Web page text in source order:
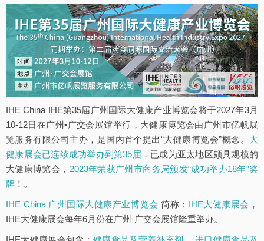
IHE China IHE第35届广州国际大健康产业博览会将于2027年3月
10-12日在广州•广交会展馆举行，大健康博览会由广州市亿帆展
览服务有限公司主办，是国内首个提出“大健康博览会”概念。 大
健康展会已连续成功举办到第35届 ，已成为亚太地区颇具规模的
大健康博览会， 2023年荣获广州市商务局颁发“成功举办18年”奖
牌 ！。
IHE China 广州国际大健康产业博览会 简称： IHE大健康展会 ，
IHE大健康展会每年6月份在广州·广交会展馆隆重举办。